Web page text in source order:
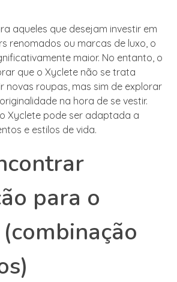
aqueles que desejam investir em
renomados ou marcas de luxo, o
maior. No entanto, o
que o Xyclete não se trata
novas roupas, mas sim de explorar
na hora de se vestir.
Xyclete pode ser adaptada a
e estilos de vida.
para o